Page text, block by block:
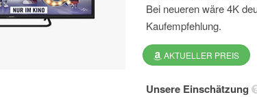
Bei neueren wäre 4K
Kaufempfehlung.
AKTUELLER PREIS
Unsere Einschätzung